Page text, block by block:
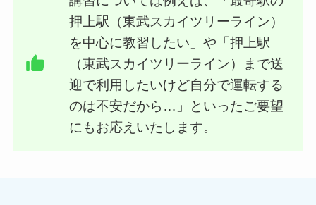
押上駅（東武スカイツリーライン）
を中心に教習したい」や「押上駅
（東武スカイツリーライン）まで送
迎で利用したいけど自分で運転する
のは不安だから…」といったご要望
にもお応えいたします。